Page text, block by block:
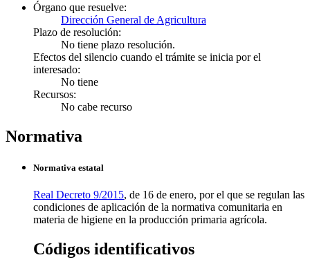
Órgano que resuelve:
Dirección General de Agricultura
Plazo de resolución:
No tiene plazo resolución.
Efectos del silencio cuando el trámite se inicia por el
interesado:
No tiene
Recursos:
No cabe recurso
Normativa
Normativa estatal
Real Decreto 9/2015, de 16 de enero, por el que se regulan las
condiciones de aplicación de la normativa comunitaria en
materia de higiene en la producción primaria agrícola.
Códigos identificativos